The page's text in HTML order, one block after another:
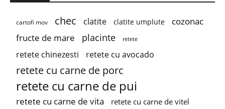
cartofi mov chec clatite clatite umplute
cozonac
fructe de mare
placinte retete
retete chinezesti retete cu avocado
retete cu carne de porc
retete cu carne de pui
retete cu carne de vita retete cu carne de vitel